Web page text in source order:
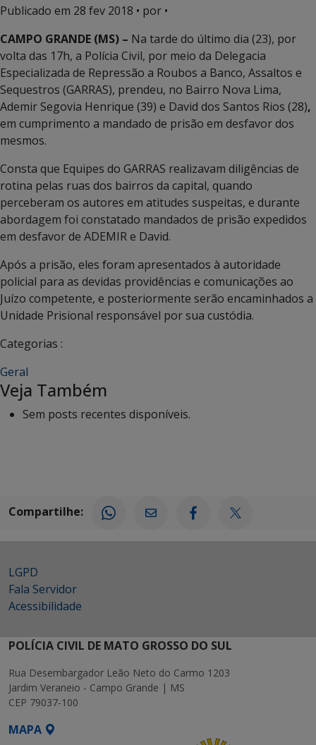
Publicado em 28 fev 2018 • por •
CAMPO GRANDE (MS) – Na tarde do último dia (23), por
volta das 17h, a Polícia Civil, por meio da Delegacia
Especializada de Repressão a Roubos a Banco, Assaltos e
Sequestros (GARRAS), prendeu, no Bairro Nova Lima,
Ademir Segovia Henrique (39) e David dos Santos Rios (28),
em cumprimento a mandado de prisão em desfavor dos
mesmos.
Consta que Equipes do GARRAS realizavam diligências de
rotina pelas ruas dos bairros da capital, quando
perceberam os autores em atitudes suspeitas, e durante
abordagem foi constatado mandados de prisão expedidos
em desfavor de ADEMIR e David.
Após a prisão, eles foram apresentados à autoridade
policial para as devidas providências e comunicações ao
Juízo competente, e posteriormente serão encaminhados a
Unidade Prisional responsável por sua custódia.
Categorias :
Geral
Veja Também
Sem posts recentes disponíveis.
Compartilhe:
LGPD
Fala Servidor
Acessibilidade
POLÍCIA CIVIL DE MATO GROSSO DO SUL
Rua Desembargador Leão Neto do Carmo 1203
Jardim Veraneio - Campo Grande | MS
CEP 79037-100
MAPA